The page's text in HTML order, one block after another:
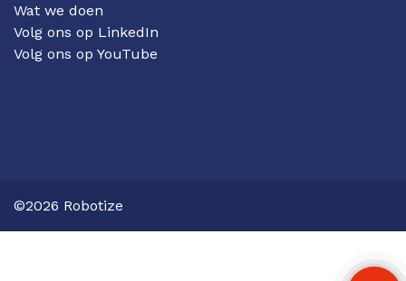
Wat we doen
Volg ons op LinkedIn
Volg ons op YouTube
©2026 Robotize